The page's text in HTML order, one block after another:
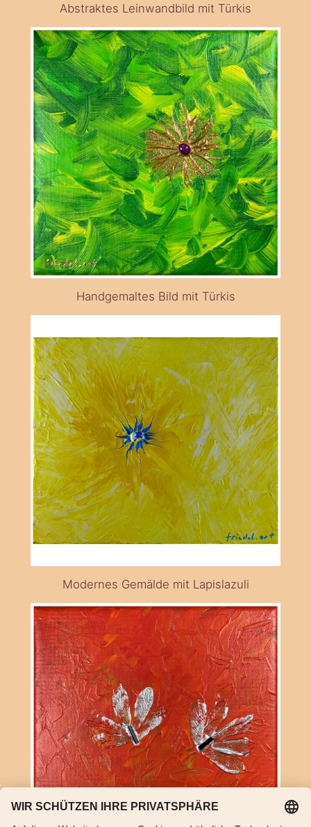
Abstraktes Leinwandbild mit Türkis
Handgemaltes Bild mit Türkis
Modernes Gemälde mit Lapislazuli